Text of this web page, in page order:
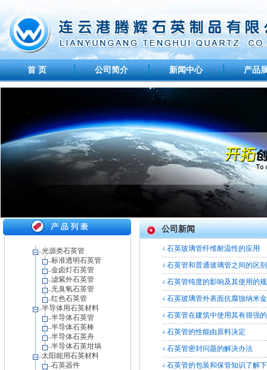
首 页 公司简介 新闻中心 产品
光源类石英管
标准透明石英管
金卤灯石英管
滤紫外石英管
无臭氧石英管
红色石英管
半导体用石英材料
半导体石英管
半导体石英棒
半导体石英舟
半导体石英坩埚
太阳能用石英材料
石英器件
公司新闻
4 石英玻璃管纤维耐温性的应用
4 石英管和普通玻璃管之间的区
4 石英管纯度的影响及其使用的
4 石英玻璃管外表面抗腐蚀纳米
4 石英管在建筑中使用其有很强
4 石英管的性能由原料决定
4 石英管密封问题的解决办法
4 石英管的包装和保管知识了解下